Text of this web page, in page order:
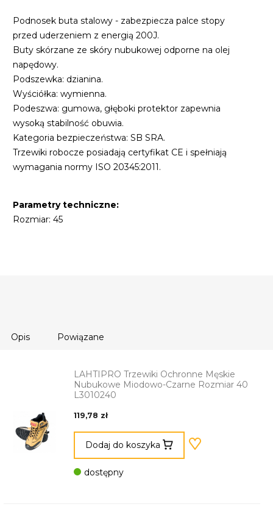
Podnosek buta stalowy - zabezpiecza palce stopy
przed uderzeniem z energią 200J.
Buty skórzane ze skóry nubukowej odporne na olej
napędowy.
Podszewka: dzianina.
Wyściółka: wymienna.
Podeszwa: gumowa, głęboki protektor zapewnia
wysoką stabilność obuwia.
Kategoria bezpieczeństwa: SB SRA.
Trzewiki robocze posiadają certyfikat CE i spełniają
wymagania normy ISO 20345:2011.
Parametry techniczne:
Rozmiar: 45
Opis Powiązane
LAHTIPRO Trzewiki Ochronne Męskie
Nubukowe Miodowo-Czarne Rozmiar 40
L3010240
119,78 zł
Dodaj do koszyka
dostępny